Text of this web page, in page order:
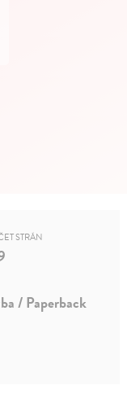
STRÁN
/ Paperback